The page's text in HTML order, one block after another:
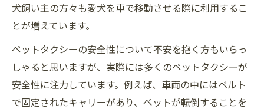
犬飼い主の方々も愛犬を車で移動させる際に利用するこ
とが増えています。
ペットタクシーの安全性について不安を抱く方もいらっ
しゃると思いますが、実際には多くのペットタクシーが
安全性に注力しています。例えば、車両の中にはベルト
で固定されたキャリーがあり、ペットが転倒することを